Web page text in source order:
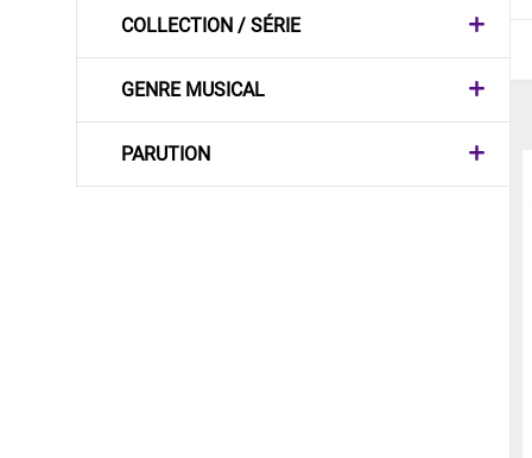
COLLECTION / SÉRIE
GENRE MUSICAL
PARUTION